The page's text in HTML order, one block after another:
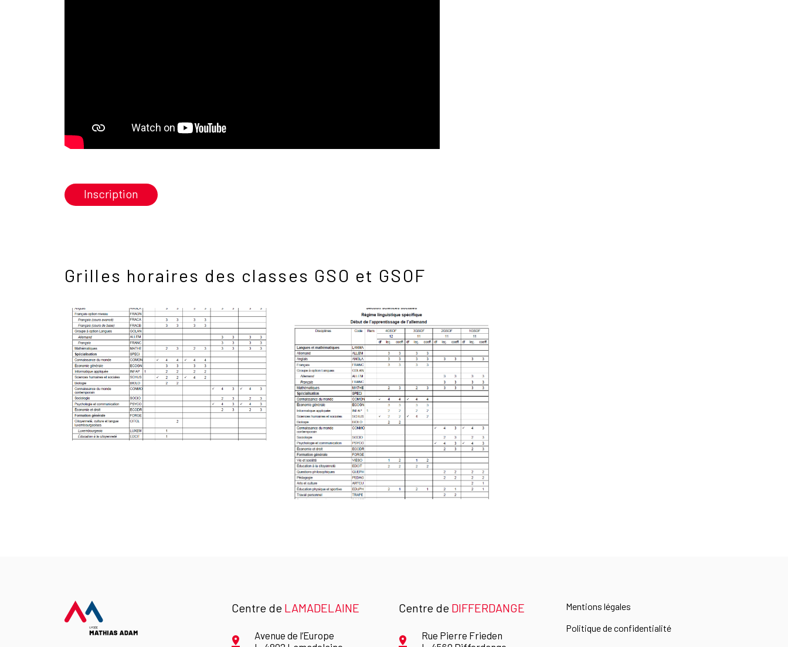
Inscription
Grilles horaires des classes GSO et GSOF
Centre de LAMADELAINE
Avenue de l’Europe
Centre de DIFFERDANGE
Rue Pierre Frieden
Mentions légales
Politique de confidentialité